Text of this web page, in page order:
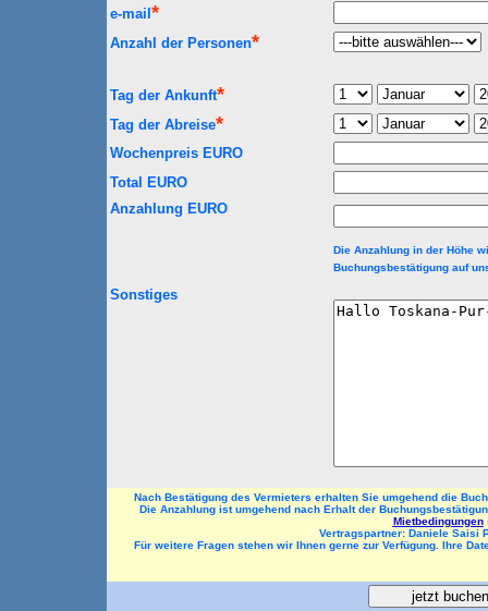
e-mail *
Anzahl der Personen*
Tag der Ankunft*
Tag der Abreise*
Wochenpreis EURO
Total EURO
Anzahlung EURO
Die Anzahlung in der Höhe
Buchungsbestätigung auf
Sonstiges
Nach Bestätigung des Vermieters erhalten Sie umgehend die
Die Anzahlung ist umgehend nach Erhalt der
Mietbedingungen
Vertragspartner: Daniele Saisi
Für weitere Fragen stehen wir Ihnen gerne zur Verfügung. Ihre